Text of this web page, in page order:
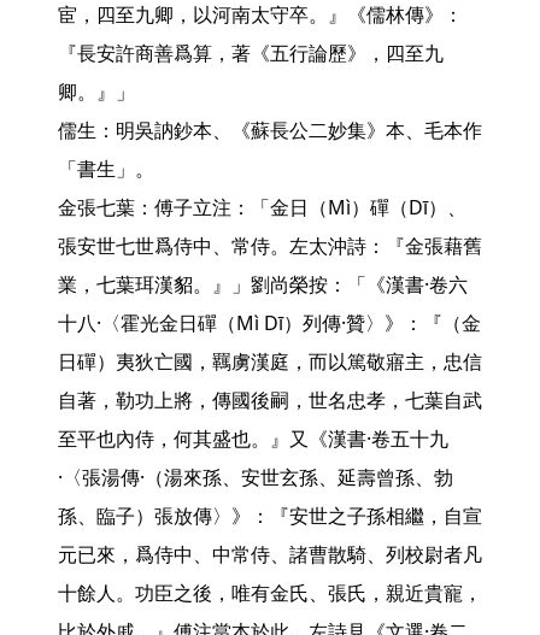
宦，四至九卿，以河南太守卒。』《儒林傳》：
『長安許商善爲算，著《五行論歷》，四至九
卿。』」
儒生：明吳訥鈔本、《蘇長公二妙集》本、毛本作
「書生」。
金張七葉：傅子立注：「金日（Mì）磾（Dī）、
張安世七世爲侍中、常侍。左太沖詩：『金張藉舊
業，七葉珥漢貂。』」劉尚榮按：「《漢書·卷六
十八·〈霍光金日磾（Mì Dī）列傳·贊〉》：『（金
日磾）夷狄亡國，羈虜漢庭，而以篤敬寤主，忠信
自著，勒功上將，傳國後嗣，世名忠孝，七葉自武
至平也內侍，何其盛也。』又《漢書·卷五十九
·〈張湯傳·（湯來孫、安世玄孫、延壽曾孫、勃
孫、臨子）張放傳〉》：『安世之子孫相繼，自宣
元已來，爲侍中、中常侍、諸曹散騎、列校尉者凡
十餘人。功臣之後，唯有金氏、張氏，親近貴寵，